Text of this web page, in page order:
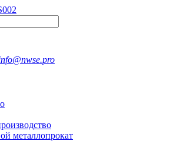
металлопрокат